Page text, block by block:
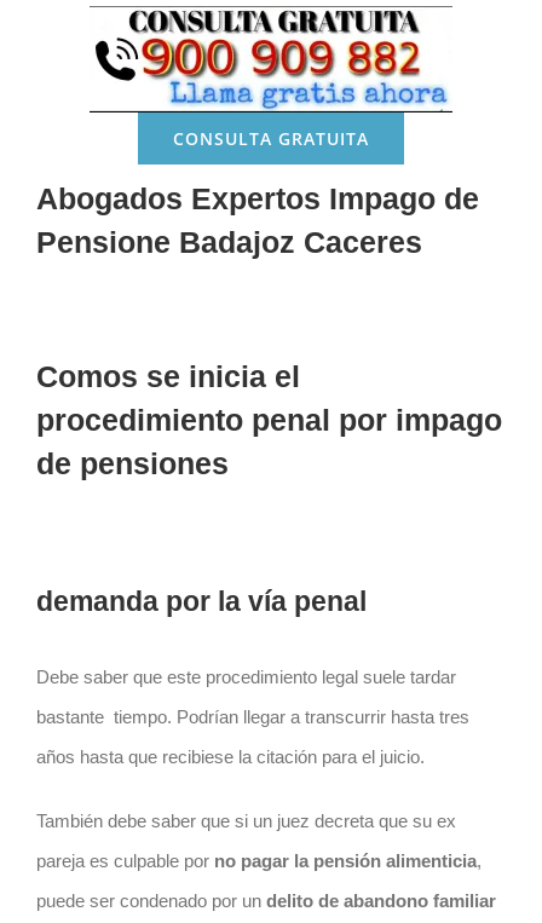
CONSULTA GRATUITA
Abogados Expertos Impago de
Pensione Badajoz Caceres
Comos se inicia el
procedimiento penal por impago
de pensiones
demanda por la vía penal
Debe saber que este procedimiento legal suele tardar
bastante tiempo. Podrían llegar a transcurrir hasta tres
años hasta que recibiese la citación para el juicio.
También debe saber que si un juez decreta que su ex
pareja es culpable por no pagar la pensión alimenticia,
puede ser condenado por un delito de abandono familiar